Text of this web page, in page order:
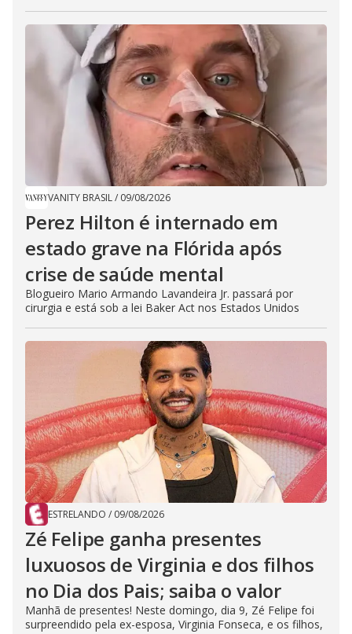
VANITY BRASIL/ 09/08/2026
Perez Hilton é internado em
estado grave na Flórida após
crise de saúde mental
Blogueiro Mario Armando Lavandeira Jr. passará por
cirurgia e está sob a lei Baker Act nos Estados Unidos
ESTRELANDO / 09/08/2026
Zé Felipe ganha presentes
luxuosos de Virginia e dos filhos
no Dia dos Pais; saiba o valor
Manhã de presentes! Neste domingo, dia 9, Zé Felipe foi
surpreendido pela ex-esposa, Virginia Fonseca, e os filhos,